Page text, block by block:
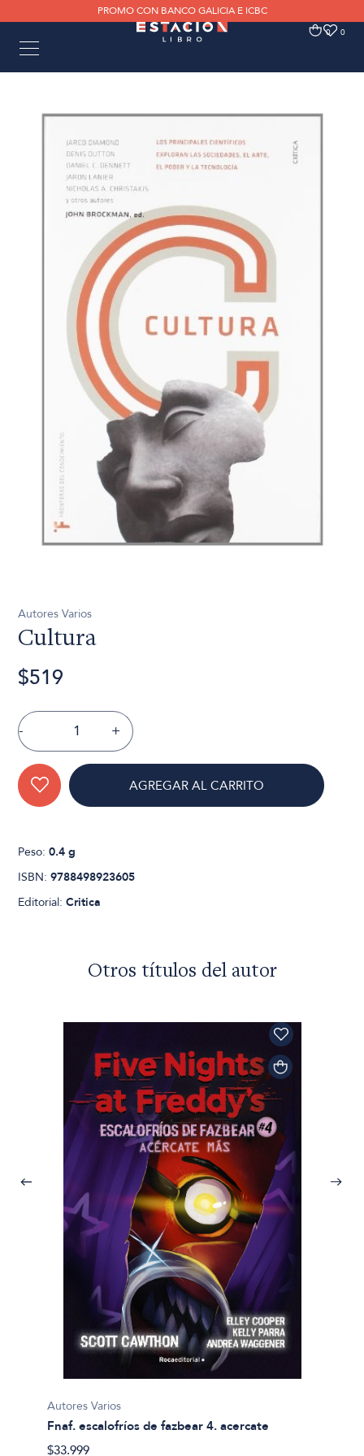
PROMO CON BANCO GALICIA E ICBC
0 0
Autores Varios
Cultura
$519
- +
AGREGAR AL CARRITO
Peso:0.4 g
ISBN:9788498923605
Editorial:Critica
Otros títulos del autor
Autores Varios
Fnaf. escalofríos de fazbear 4. acercate
$33.999